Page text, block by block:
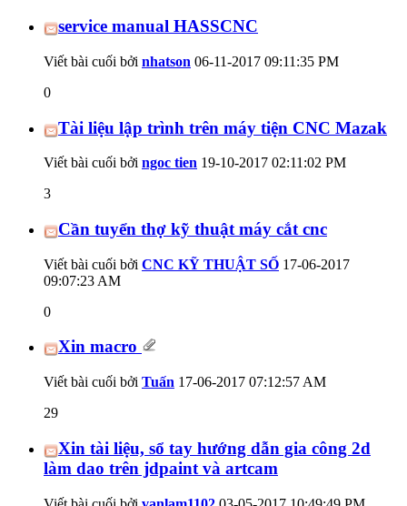
service manual HASSCNC
Viết bài cuối bởi nhatson 06-11-2017 09:11:35 PM
0
Tài liệu lập trình trên máy tiện CNC Mazak
Viết bài cuối bởi ngoc tien 19-10-2017 02:11:02 PM
3
Cần tuyển thợ kỹ thuật máy cắt cnc
Viết bài cuối bởi CNC KỸ THUẬT SỐ 17-06-2017
09:07:23 AM
0
Xin macro
Viết bài cuối bởi Tuấn 17-06-2017 07:12:57 AM
29
Xin tài liệu, sổ tay hướng dẫn gia công 2d
làm dao trên jdpaint và artcam